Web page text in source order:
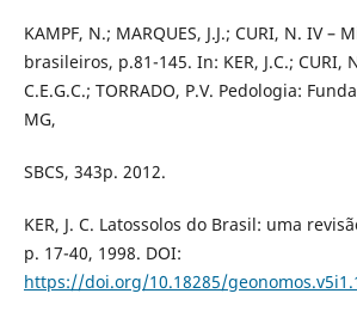
KAMPF, N.; MARQUES, J.J.; CURI, N. IV –
brasileiros, p.81-145. In: KER, J.C.; CURI,
C.E.G.C.; TORRADO, P.V. Pedologia:
MG,
SBCS, 343p. 2012.
KER, J. C. Latossolos do Brasil: uma
p. 17-40, 1998. DOI:
https://doi.org/10.18285/